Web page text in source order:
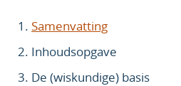
Samenvatting
Inhoudsopgave
De (wiskundige) basis